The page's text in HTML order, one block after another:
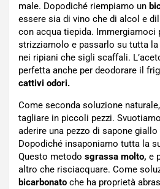
male. Dopodiché riempiamo un
essere sia di vino che di alcol e
con acqua tiepida. Immergiamoci
strizziamolo e passarlo su tutta
nei ripiani che sigli scaffali.
perfetta anche per deodorare il
cattivi odori.
Come seconda soluzione naturale,
tagliare in piccoli pezzi.
aderire una pezzo di sapone
Dopodiché insaponiamo tutta la
Questo metodo sgrassa molto, e
altro che risciacquare. Come
bicarbonato che ha proprietà